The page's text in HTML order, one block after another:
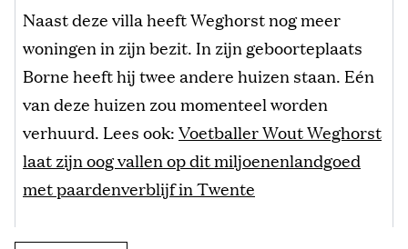
Naast deze villa heeft Weghorst nog meer
woningen in zijn bezit. In zijn geboorteplaats
Borne heeft hij twee andere huizen staan. Eén
van deze huizen zou momenteel worden
verhuurd. Lees ook:Voetballer Wout Weghorst
laat zijn oog vallen op dit miljoenenlandgoed
met paardenverblijf in Twente